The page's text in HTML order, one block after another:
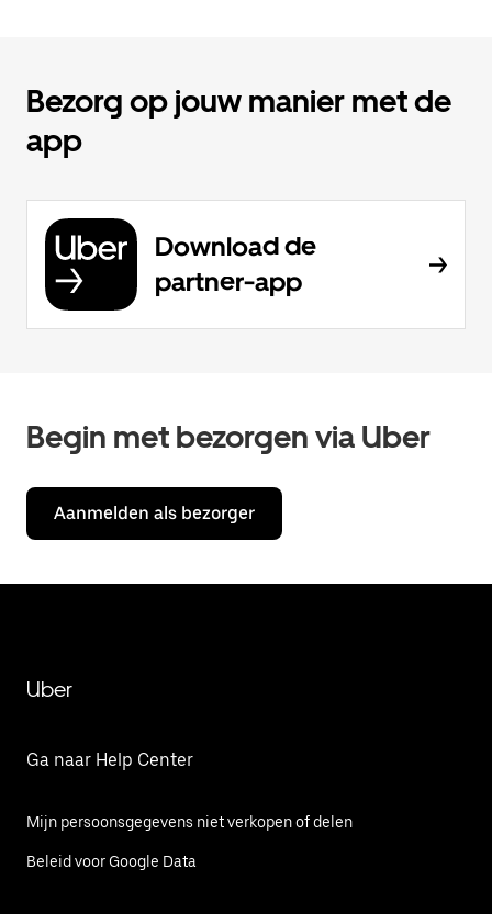
Bezorg op jouw manier met de
app
Download de
partner-app
Begin met bezorgen via Uber
Aanmelden als bezorger
Uber
Ga naar Help Center
Mijn persoonsgegevens niet verkopen of delen
Beleid voor Google Data